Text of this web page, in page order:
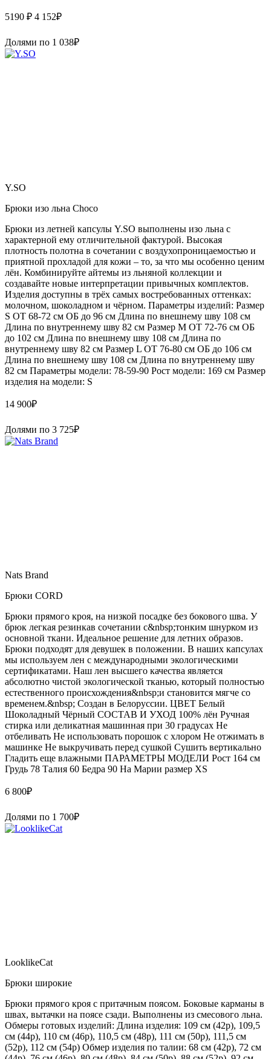
5190 ₽ 4 152₽
Долями по 1 038₽
Y.SO
Брюки изо льна Choco
Брюки из летней капсулы Y.SO выполнены изо льна с
характерной ему отличительной фактурой. Высокая
плотность полотна в сочетании с воздухопроницаемостью и
приятной прохладой для кожи – то, за что мы особенно ценим
лён. Комбинируйте айтемы из льняной коллекции и
создавайте новые интерпретации привычных комплектов.
Изделия доступны в трёх самых востребованных оттенках:
молочном, шоколадном и чёрном. Параметры изделий: Размер
S ОТ 68-72 см ОБ до 96 см Длина по внешнему шву 108 см
Длина по внутреннему шву 82 см Размер М ОТ 72-76 см ОБ
до 102 см Длина по внешнему шву 108 см Длина по
внутреннему шву 82 см Размер L ОТ 76-80 см ОБ до 106 см
Длина по внешнему шву 108 см Длина по внутреннему шву
82 см Параметры модели: 78-59-90 Рост модели: 169 см Размер
изделия на модели: S
14 900₽
Долями по 3 725₽
Nats Brand
Брюки CORD
Брюки прямого кроя, на низкой посадке без бокового шва. У
брюк легкая резинкав сочетании с&nbsp;тонким шнурком из
основной ткани. Идеальное решение для летних образов.
Брюки подходят для девушек в положении. В наших капсулах
мы используем лен с международными экологическими
сертификатами. Наш лен высшего качества является
абсолютно чистой экологической тканью, который полностью
естественного происхождения&nbsp;и становится мягче со
временем.&nbsp; Создан в Белоруссии. ЦВЕТ Белый
Шоколадный Чёрный СОСТАВ И УХОД 100% лён Ручная
стирка или деликатная машинная при 30 градусах Не
отбеливать Не использовать порошок с хлором Не отжимать в
машинке Не выкручивать перед сушкой Сушить вертикально
Гладить еще влажными ПАРАМЕТРЫ МОДЕЛИ Рост 164 см
Грудь 78 Талия 60 Бедра 90 На Марии размер XS
6 800₽
Долями по 1 700₽
LooklikeCat
Брюки широкие
Брюки прямого кроя с притачным поясом. Боковые карманы в
швах, вытачки на поясе сзади. Выполнены из смесового льна.
Обмеры готовых изделий: Длина изделия: 109 см (42р), 109,5
см (44р), 110 см (46р), 110,5 см (48р), 111 см (50р), 111,5 см
(52р), 112 см (54р) Обмер изделия по талии: 68 см (42р), 72 см